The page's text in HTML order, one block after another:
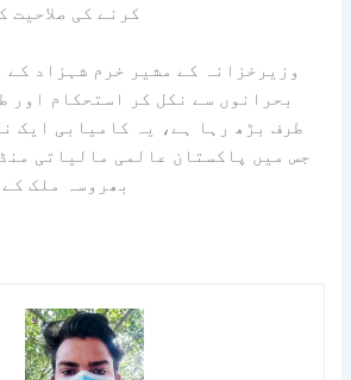
کرنے کی صلاحیت
وزیرخزانہ کے مشیر خرم شہزاد کے
بحرانوں سے نکل کر استحکام اور
طرف بڑھ رہا ہے، یہ کامیابی ایک
جس میں پاکستان عالمی مالیاتی
بھروسہ ملک